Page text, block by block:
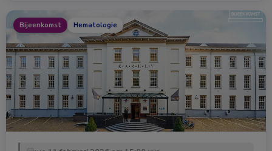
Bijeenkomst Hematologie